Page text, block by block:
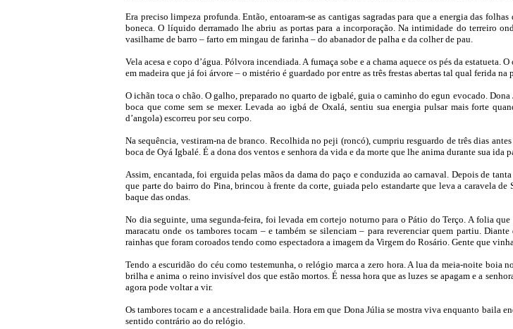
Era preciso limpeza profunda. Então, entoaram-se as cantigas sagradas para que a energia das
boneca. O líquido derramado lhe abriu as portas para a incorporação. Na intimidade do terreiro
vasilhame de barro – farto em mingau de farinha – do abanador de palha e da colher de pau.
Vela acesa e copo d’água. Pólvora incendiada. A fumaça sobe e a chama aquece os pés da
em madeira que já foi árvore – o mistério é guardado por entre as três frestas abertas tal qual ferida na
O ichãn toca o chão. O galho, preparado no quarto de igbalé, guia o caminho do egun evocado.
boca que come sem se mexer. Levada ao igbá de Oxalá, sentiu sua energia pulsar mais forte
d’angola) escorreu por seu corpo.
Na sequência, vestiram-na de branco. Recolhida no peji (roncó), cumpriu resguardo de três dias
boca de Oyá Igbalé. É a dona dos ventos e senhora da vida e da morte que lhe anima durante sua ida
Assim, encantada, foi erguida pelas mãos da dama do paço e conduzida ao carnaval. Depois de
que parte do bairro do Pina, brincou à frente da corte, guiada pelo estandarte que leva a caravela
baque das ondas.
No dia seguinte, uma segunda-feira, foi levada em cortejo noturno para o Pátio do Terço. A folia
maracatu onde os tambores tocam – e também se silenciam – para reverenciar quem partiu.
rainhas que foram coroados tendo como espectadora a imagem da Virgem do Rosário. Gente que
Tendo a escuridão do céu como testemunha, o relógio marca a zero hora. A lua da meia-noite
brilha e anima o reino invisível dos que estão mortos. É nessa hora que as luzes se apagam e a
agora pode voltar a vir.
Os tambores tocam e a ancestralidade baila. Hora em que Dona Júlia se mostra viva enquanto baila
sentido contrário ao do relógio.